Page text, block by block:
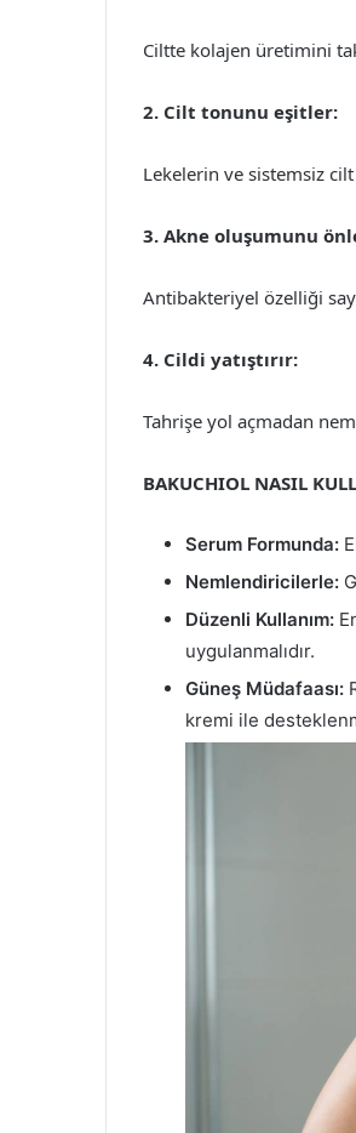
Ciltte kolajen üretimini
2. Cilt tonunu eşitler:
Lekelerin ve sistemsiz
3. Akne oluşumunu
Antibakteriyel özelliği
4. Cildi yatıştırır:
Tahrişe yol açmadan
BAKUCHIOL NASIL
Serum Formunda:
Nemlendiricilerle:
Düzenli Kullanım:
uygulanmalıdır.
Güneş Müdafaası:
kremi ile